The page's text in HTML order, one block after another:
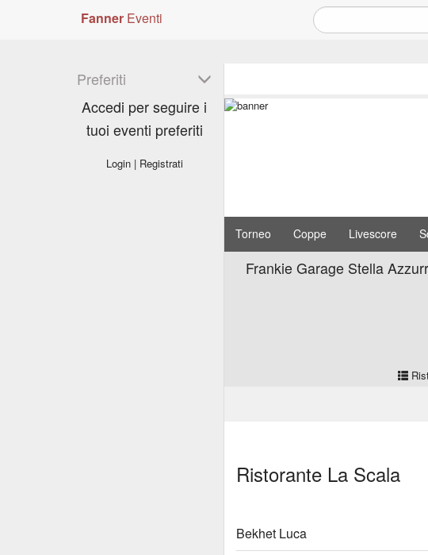
Fanner Eventi
Torneo Coppe Livescore
Frankie Garage Stella
Ristorante La Scala
Bekhet Luca
Preferiti
Accedi per seguire i
tuoi eventi preferiti
Login| Registrati